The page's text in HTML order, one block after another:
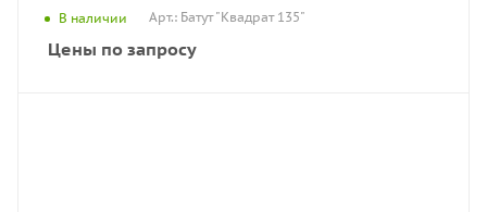
В наличии Арт.: Батут "Квадрат 135"
Цены по запросу